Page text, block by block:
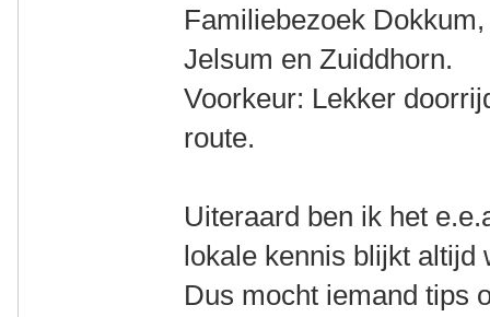
Familiebezoek
Jelsum en Zuiddhorn.
Voorkeur: Lekker
route.
Uiteraard ben ik het
lokale kennis blijkt altijd
Dus mocht iemand tips